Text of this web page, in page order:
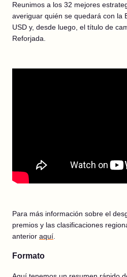
Reunimos a los 32 mejores
averiguar quién se quedará con la
USD y, desde luego, el título de
Reforjada.
Para más información sobre el
premios y las clasificaciones
anterior aquí
Formato